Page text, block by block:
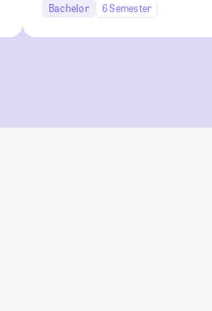
Bachelor 6 Semester